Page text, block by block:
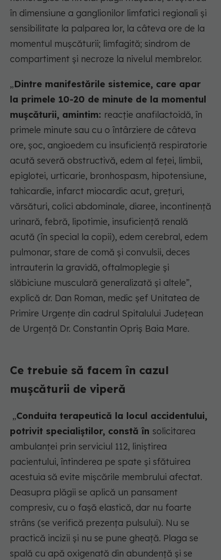
în dimensiune a ganglionilor limfatici regionali și
sensibilitate la palparea lor, la câteva ore de la
momentul mușcăturii; limfagită; sindrom de
compartiment și necroze la nivelul membrelor.
„Dintre manifestările sistemice, care apar
la primele 10-20 de minute de la momentul
mușcăturii, amintim: reacție anafilactoidă, în
primele minute sau cu o întârziere de câteva
ore, șoc, angioedem cu insuficiență respiratorie
acută severă obstructivă, edem al feței, limbii,
epiglotei, urticarie, bronhospasm, hipotensiune,
tahicardie, infarct miocardic acut, grețuri,
vărsături, colici abdominale, diaree, incontinență
urinară, febră, lipotimie, insuficiență renală
acută (în special la copii), edem cerebral, edem
pulmonar, stare de comă și convulsii, deces
intrauterin la gravidă, oftalmoplegie și
slăbiciune musculară generalizată și altele”,
explică dr. Dan Roman, medic șef Unitatea de
Primire Urgențe din cadrul Spitalului Județean
de Urgență Dr. Constantin Opriș Baia Mare.
Ce trebuie să facem în cazul
mușcăturii de viperă
„Conduita terapeutică la locul accidentului,
potrivit specialiștilor, constă în solicitarea
ambulanței prin serviciul 112, liniștirea
pacientului, întinderea pe spate și sfătuirea
acestuia să evite mișcările membrului afectat.
Deasupra plăgii se aplică un pansament
compresiv, cu o fașă elastică, dar nu foarte
strâns (se verifică prezența pulsului). Nu se
practică incizii și nu se pune gheață. Plaga se
spală cu apă oxigenată din abundență și se